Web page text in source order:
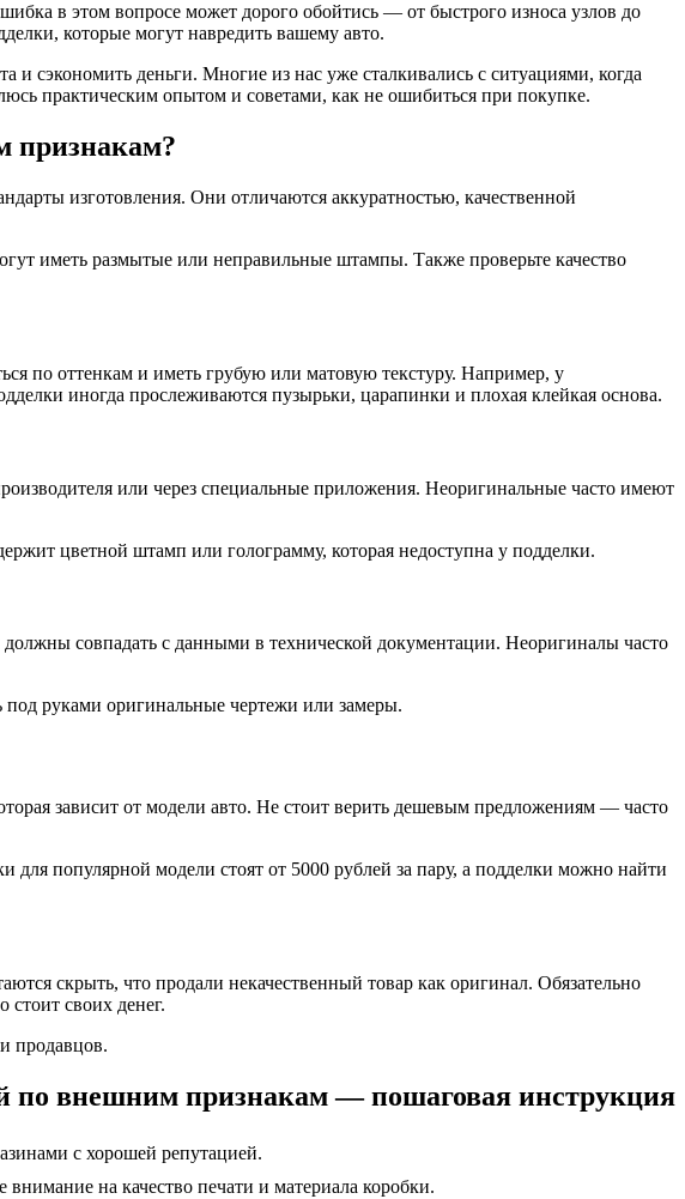
в этом вопросе может дорого обойтись — от быстрого износа узлов до
которые могут навредить вашему авто.
и сэкономить деньги. Многие из нас уже сталкивались с ситуациями, когда
практическим опытом и советами, как не ошибиться при покупке.
признакам?
изготовления. Они отличаются аккуратностью, качественной
иметь размытые или неправильные штампы. Также проверьте качество
по оттенкам и иметь грубую или матовую текстуру. Например, у
иногда прослеживаются пузырьки, царапинки и плохая клейкая основа.
или через специальные приложения. Неоригинальные часто имеют
цветной штамп или голограмму, которая недоступна у подделки.
совпадать с данными в технической документации. Неоригиналы часто
руками оригинальные чертежи или замеры.
зависит от модели авто. Не стоит верить дешевым предложениям — часто
популярной модели стоят от 5000 рублей за пару, а подделки можно найти
скрыть, что продали некачественный товар как оригинал. Обязательно
своих денег.
продавцов.
по внешним признакам — пошаговая инструкция
с хорошей репутацией.
на качество печати и материала коробки.